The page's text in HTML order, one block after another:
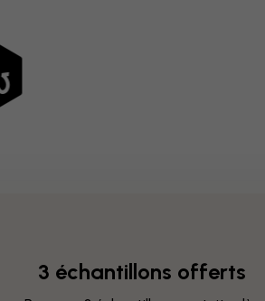
Cartes, Drapeaux Et Lieux
3 échantillons offerts